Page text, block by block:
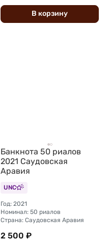
В корзину
Банкнота 50 риалов
2021 Саудовская
Аравия
UNC
Год: 2021
Номинал: 50 риалов
Страна: Саудовская Аравия
2 500 ₽